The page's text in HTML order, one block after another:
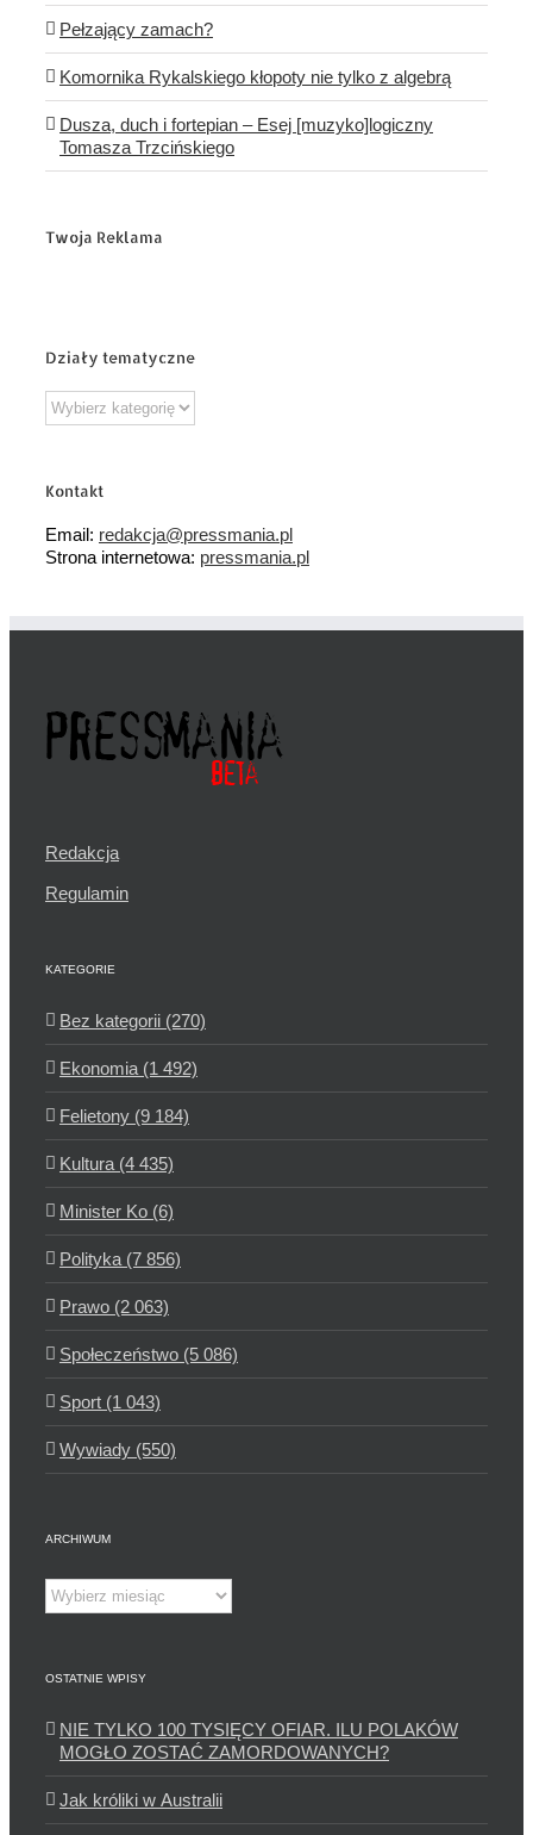
Pełzający zamach?
Komornika Rykalskiego kłopoty nie tylko z algebrą
Dusza, duch i fortepian – Esej [muzyko]logiczny
Tomasza Trzcińskiego
Twoja Reklama
Działy tematyczne
Działy
tematyczne
Kontakt
Email: redakcja@pressmania.pl
Strona internetowa: pressmania.pl
Redakcja
Regulamin
KATEGORIE
Bez kategorii (270)
Ekonomia (1 492)
Felietony (9 184)
Kultura (4 435)
Minister Ko (6)
Polityka (7 856)
Prawo (2 063)
Społeczeństwo (5 086)
Sport (1 043)
Wywiady (550)
ARCHIWUM
Archiwum
OSTATNIE WPISY
NIE TYLKO 100 TYSIĘCY OFIAR. ILU POLAKÓW
MOGŁO ZOSTAĆ ZAMORDOWANYCH?
Jak króliki w Australii